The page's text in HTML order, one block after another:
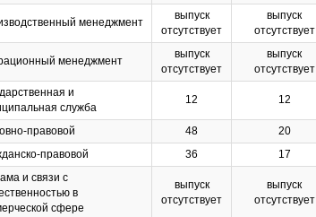
менеджмент
выпуск
отсутствует
выпуск
отсутствует
менеджмент
выпуск
отсутствует
выпуск
отсутствует
и
служба
12 12
правовой 48 20
правовой 36 17
и связи с
в
сфере
выпуск
отсутствует
выпуск
отсутствует